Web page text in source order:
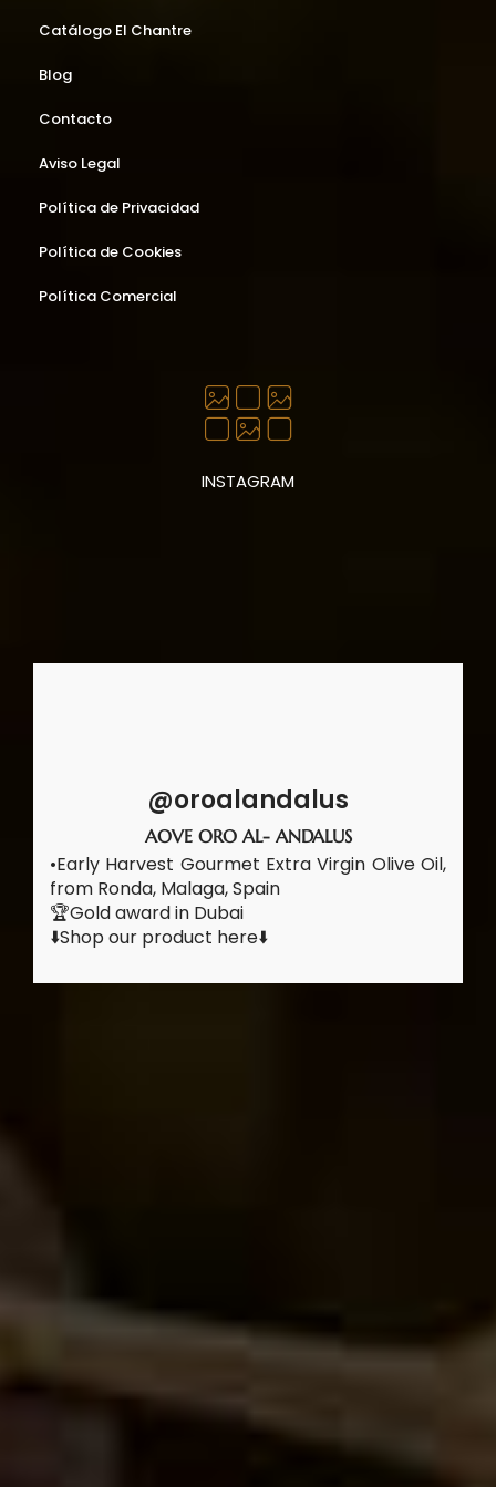
Catálogo El Chantre
Blog
Contacto
Aviso Legal
Política de Privacidad
Política de Cookies
Política Comercial
INSTAGRAM
@oroalandalus
AOVE ORO AL- ANDALUS
•Early Harvest Gourmet Extra Virgin Olive Oil,
from Ronda, Malaga, Spain
🏆Gold award in Dubai
⬇️Shop our product here⬇️